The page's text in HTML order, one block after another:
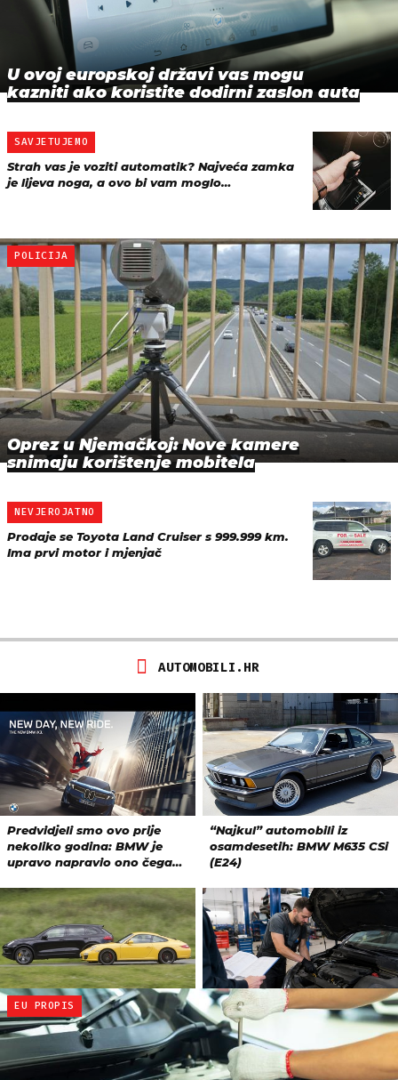
U ovoj europskoj državi vas mogu
kazniti ako koristite dodirni zaslon auta
SAVJETUJEMO
Strah vas je voziti automatik? Najveća zamka
je lijeva noga, a ovo bi vam moglo…
POLICIJA
Oprez u Njemačkoj: Nove kamere
snimaju korištenje mobitela
NEVJEROJATNO
Prodaje se Toyota Land Cruiser s 999.999 km.
Ima prvi motor i mjenjač
EU PROPIS